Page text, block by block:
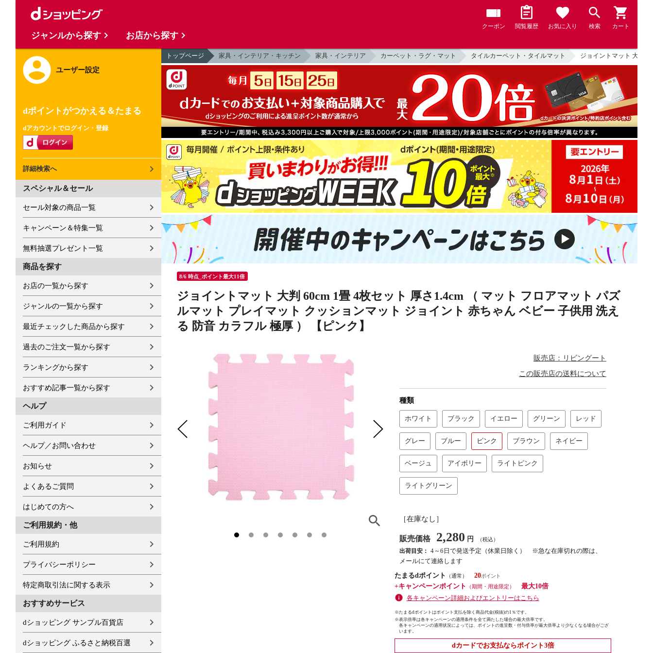
クーポン 閲覧履歴 お気に入り 検索 カート
ユーザー設定
dポイントがつかえる＆たまる
dアカウントでログイン・登録
詳細検索へ
スペシャル＆セール
セール対象の商品一覧
キャンペーン＆特集一覧
無料抽選プレゼント一覧
商品を探す
お店の一覧から探す
ジャンルの一覧から探す
最近チェックした商品から探す
過去のご注文一覧から探す
ランキングから探す
おすすめ記事一覧から探す
ヘルプ
ご利用ガイド
ヘルプ／お問い合わせ
お知らせ
よくあるご質問
はじめての方へ
ご利用規約・他
ご利用規約
プライバシーポリシー
特定商取引法に関する表示
おすすめサービス
dショッピング サンプル百貨店
dショッピング ふるさと納税百選
トップページ 家具・インテリア・キッチン 家具・インテリア カーペット・ラグ・マット タイルカーペット・タイルマット ジョイントマット 大判
8/6 時点_ポイント最大11倍
ジョイントマット 大判 60cm 1畳 4枚セット 厚さ1.4cm （ マット フロアマット パズ
ルマット プレイマット クッションマット ジョイント 赤ちゃん ベビー 子供用 洗え
る 防音 カラフル 極厚 ） 【ピンク】
販売店：リビングート
この販売店の送料について
種類
ホワイト ブラック イエロー グリーン レッド
グレー ブルー ピンク ブラウン ネイビー
ベージュ アイボリー ライトピンク
ライトグリーン
［在庫なし］
販売価格 2,280 円 （税込）
出荷目安： 4～6日で発送予定（休業日除く） ※急な在庫切れの際は、
メールにて連絡します
たまるdポイント
（通常）
20
+キャンペーンポイント
（期間・用途限定）
最大10倍
各キャンペーン詳細およびエントリーはこちら
※たまるdポイントはポイント支払を除く商品代金(税抜)の1％です。
※表示倍率は各キャンペーンの適用条件を全て満たした場合の最大倍率です。
各キャンペーンの適用状況によっては、ポイントの進呈数・付与倍率が最大倍率より少なくなる場合がござ
います。
dカードでお支払ならポイント3倍
ジャンルから探す お店から探す